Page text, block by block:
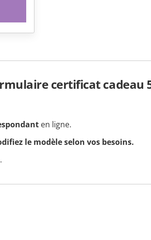
certificat cadeau
en ligne.
le modèle selon vos besoins.